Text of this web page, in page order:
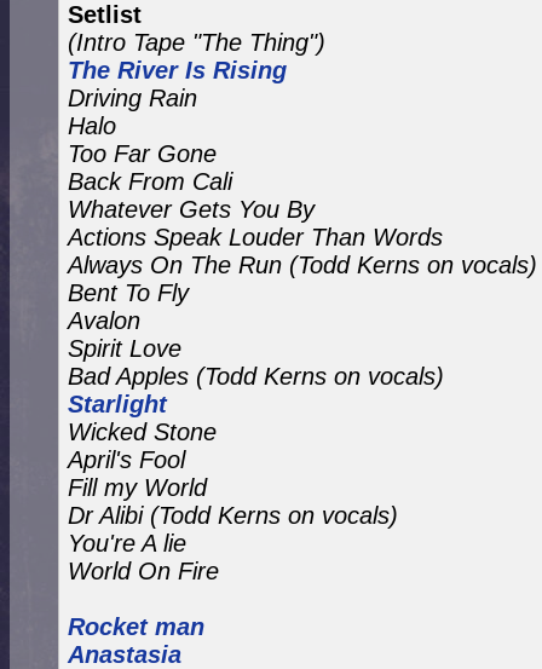
Setlist
(Intro Tape "The Thing")
The River Is Rising
Driving Rain
Halo
Too Far Gone
Back From Cali
Whatever Gets You By
Actions Speak Louder Than Words
Always On The Run (Todd Kerns on vocals)
Bent To Fly
Avalon
Spirit Love
Bad Apples (Todd Kerns on vocals)
Starlight
Wicked Stone
April's Fool
Fill my World
Dr Alibi (Todd Kerns on vocals)
You're A lie
World On Fire
Rocket man
Anastasia